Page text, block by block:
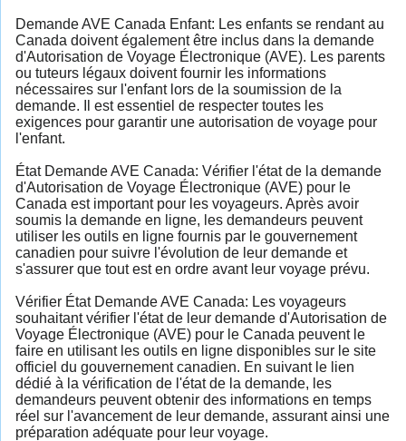
Demande AVE Canada Enfant: Les enfants se rendant au
Canada doivent également être inclus dans la demande
d'Autorisation de Voyage Électronique (AVE). Les parents
ou tuteurs légaux doivent fournir les informations
nécessaires sur l'enfant lors de la soumission de la
demande. Il est essentiel de respecter toutes les
exigences pour garantir une autorisation de voyage pour
l'enfant.
État Demande AVE Canada: Vérifier l'état de la demande
d'Autorisation de Voyage Électronique (AVE) pour le
Canada est important pour les voyageurs. Après avoir
soumis la demande en ligne, les demandeurs peuvent
utiliser les outils en ligne fournis par le gouvernement
canadien pour suivre l'évolution de leur demande et
s'assurer que tout est en ordre avant leur voyage prévu.
Vérifier État Demande AVE Canada: Les voyageurs
souhaitant vérifier l'état de leur demande d'Autorisation de
Voyage Électronique (AVE) pour le Canada peuvent le
faire en utilisant les outils en ligne disponibles sur le site
officiel du gouvernement canadien. En suivant le lien
dédié à la vérification de l'état de la demande, les
demandeurs peuvent obtenir des informations en temps
réel sur l'avancement de leur demande, assurant ainsi une
préparation adéquate pour leur voyage.